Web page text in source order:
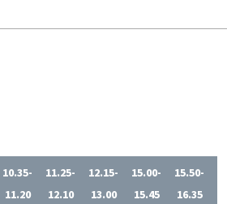
10.35-
11.20
11.25-
12.10
12.15-
13.00
15.00-
15.45
15.50-
16.35